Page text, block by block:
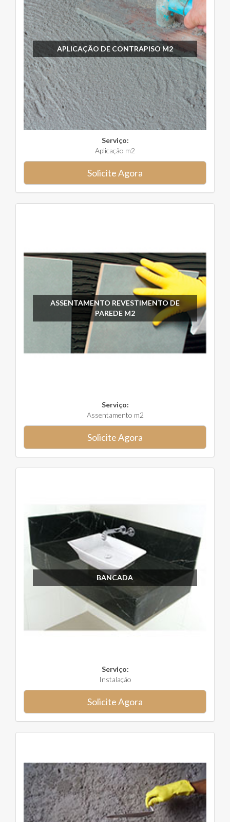
APLICAÇÃO DE CONTRAPISO M2
Serviço:
Aplicação m2
Solicite Agora
ASSENTAMENTO REVESTIMENTO DE
PAREDE M2
Serviço:
Assentamento m2
Solicite Agora
BANCADA
Serviço:
Instalação
Solicite Agora